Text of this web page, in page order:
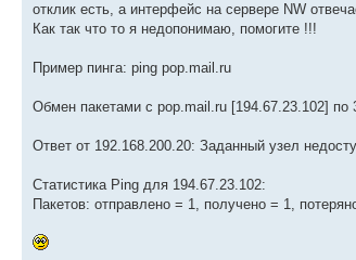
отклик есть, а интерфейс на сервере NW
Как так что то я недопонимаю, помогите !!!
Пример пинга: ping pop.mail.ru
Обмен пакетами с pop.mail.ru [194.67.23.102] по
Ответ от 192.168.200.20: Заданный узел
Статистика Ping для 194.67.23.102:
Пакетов: отправлено = 1, получено = 1,